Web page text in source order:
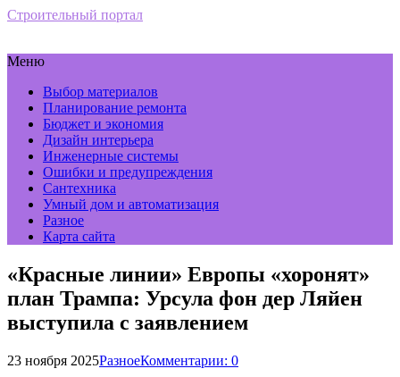
Строительный портал
Меню
Выбор материалов
Планирование ремонта
Бюджет и экономия
Дизайн интерьера
Инженерные системы
Ошибки и предупреждения
Сантехника
Умный дом и автоматизация
Разное
Карта сайта
«Красные линии» Европы «хоронят»
план Трампа: Урсула фон дер Ляйен
выступила с заявлением
23 ноября 2025РазноеКомментарии: 0